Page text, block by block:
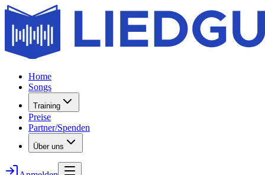
Home
Songs
Training
Preise
Partner/Spenden
Über uns